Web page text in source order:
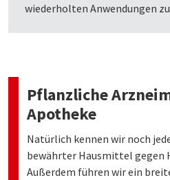
wiederholten Anwendungen
Pflanzliche
Apotheke
Natürlich kennen wir noch
bewährter Hausmittel gegen
Außerdem führen wir ein